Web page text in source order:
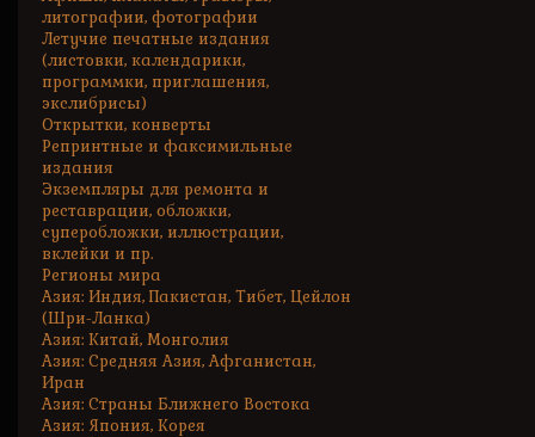
литографии, фотографии
Летучие печатные издания
(листовки, календарики,
программки, приглашения,
экслибрисы)
Открытки, конверты
Репринтные и факсимильные
издания
Экземпляры для ремонта и
реставрации, обложки,
суперобложки, иллюстрации,
вклейки и пр.
Регионы мира
Азия: Индия, Пакистан, Тибет, Цейлон
(Шри-Ланка)
Азия: Китай, Монголия
Азия: Средняя Азия, Афганистан,
Иран
Азия: Страны Ближнего Востока
Азия: Япония, Корея